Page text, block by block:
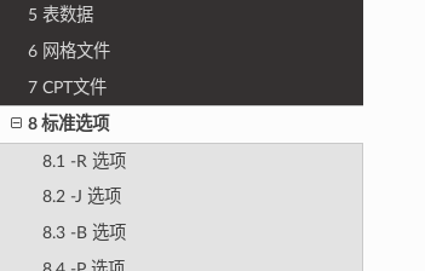
5 表数据
6 网格文件
7 CPT文件
8 标准选项
8.1 -R 选项
8.2 -J 选项
8.3 -B 选项